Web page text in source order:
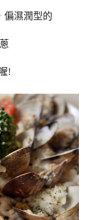
偏濕潤型的
!